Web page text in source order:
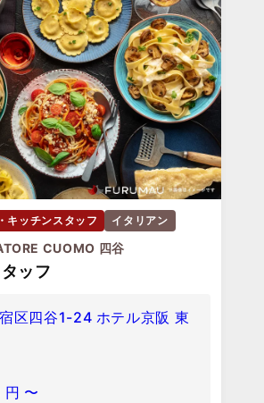
キッチンスタッフ イタリアン
CUOMO 四谷
ッフ
区四谷1-24 ホテル京阪 東
円 〜